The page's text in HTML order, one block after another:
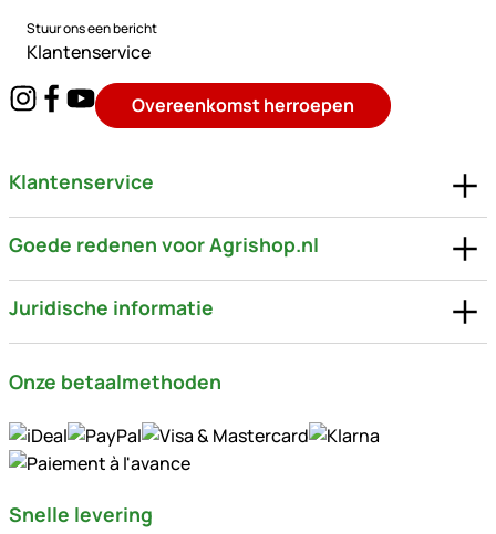
Stuur ons een bericht
Klantenservice
Overeenkomst herroepen
Klantenservice
Goede redenen voor Agrishop.nl
Juridische informatie
Onze betaalmethoden
Snelle levering